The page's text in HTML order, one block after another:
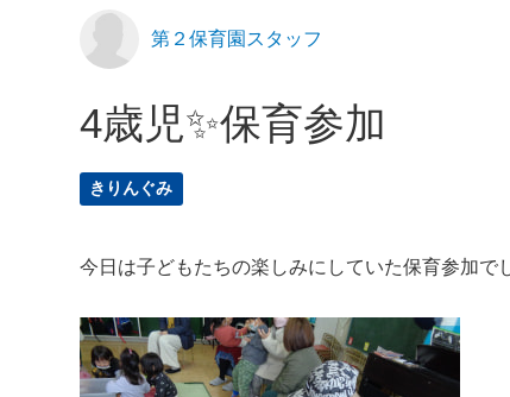
第２保育園スタッフ
4歳児✨保育参加
きりんぐみ
今日は子どもたちの楽しみにしていた保育参加で